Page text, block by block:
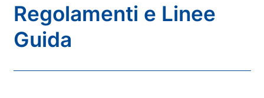
Regolamenti e Linee
Guida